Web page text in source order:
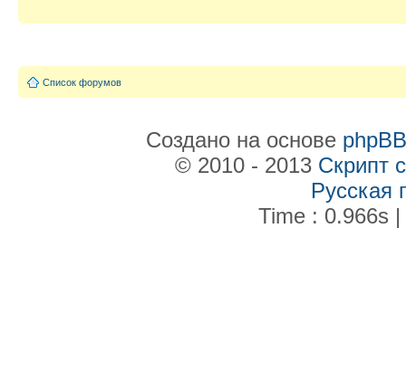
Список форумов
Создано на основе phpBB
© 2010 - 2013 Скрипт
Русская
Time : 0.966s